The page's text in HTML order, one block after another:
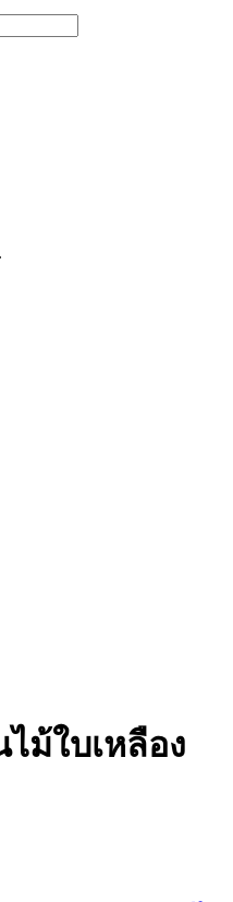
ม้ใบเหลือง